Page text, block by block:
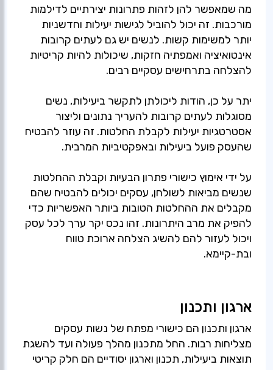
מה שמאפשר להן לזהות פתרונות יצירתיים לדילמות
מורכבות. זה יכול להוביל לגישות יעילות וחדשניות
יותר למשימות קשות. לנשים יש גם לעתים קרובות
אינטואיציה ואמפתיה חזקות, שיכולות להיות קריטיות
יתר על כן, הודות ליכולתן לתקשר ביעילות, נשים
מסוגלות לעתים קרובות להעריך נתונים וליצור
אסטרטגיות יעילות לקבלת החלטות. זה עוזר להבטיח
על ידי אימוץ כישורי פתרון הבעיות וקבלת ההחלטות
שנשים מביאות לשולחן, עסקים יכולים להבטיח שהם
מקבלים את ההחלטות הטובות ביותר האפשריות כדי
להפיק את מרב היתרונות. זהו נכס יקר ערך לכל עסק
ויכול לעזור להם להשיג הצלחה ארוכת טווח
ובת-קיימא.
ארגון ותכנון
ארגון ותכנון הם כישורי מפתח של נשות עסקים
מצליחות רבות. החל מתכנון מהלך פעולה ועד להשגת
תוצאות ביעילות, תכנון וארגון יסודיים הם חלק קריטי